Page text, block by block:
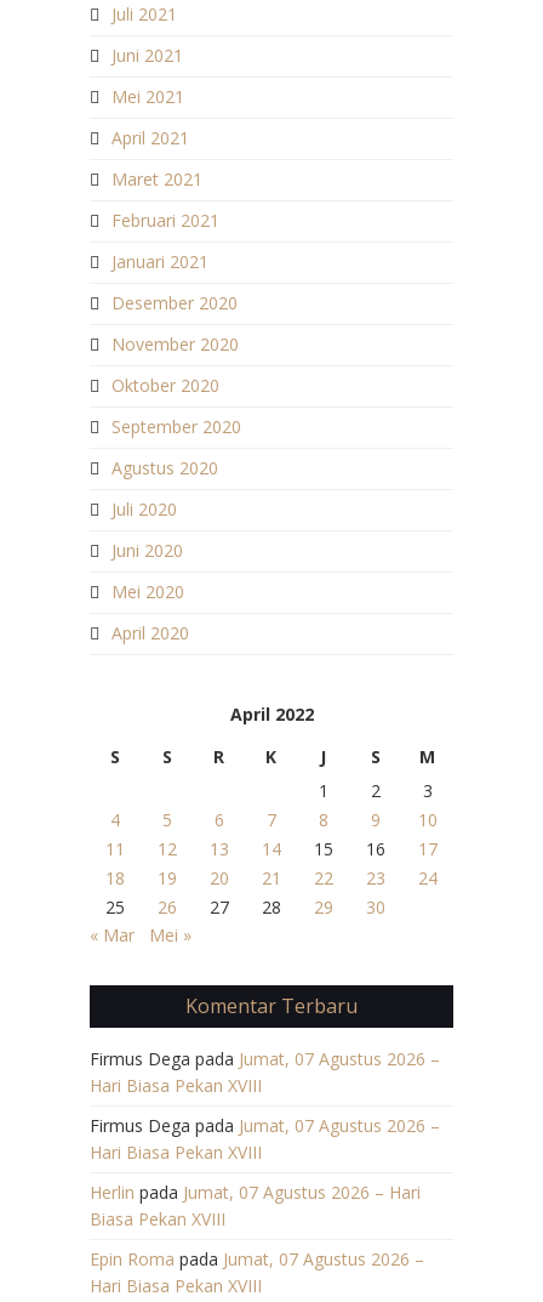
Juli 2021
Juni 2021
Mei 2021
April 2021
Maret 2021
Februari 2021
Januari 2021
Desember 2020
November 2020
Oktober 2020
September 2020
Agustus 2020
Juli 2020
Juni 2020
Mei 2020
April 2020
April 2022
S
S R K J S
M
1
2
3
4
5 6 7 8 9
10
11
12 13 14 15 16
17
18
19 20 21 22 23
24
25
26 27 28 29
30
« Mar
Mei »
Komentar Terbaru
Firmus Dega pada Jumat, 07 Agustus 2026 –
Hari Biasa Pekan XVIII
Firmus Dega pada Jumat, 07 Agustus 2026 –
Hari Biasa Pekan XVIII
Herlin pada Jumat, 07 Agustus 2026 – Hari
Biasa Pekan XVIII
Epin Roma pada Jumat, 07 Agustus 2026 –
Hari Biasa Pekan XVIII